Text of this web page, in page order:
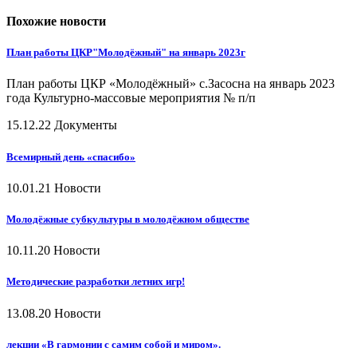
Похожие новости
План работы ЦКР"Молодёжный" на январь 2023г
План работы ЦКР «Молодёжный» с.Засосна на январь 2023
года Культурно-массовые мероприятия № п/п
15.12.22 Документы
Всемирный день «спасибо»
10.01.21 Новости
Молодёжные субкультуры в молодёжном обществе
10.11.20 Новости
Методические разработки летних игр!
13.08.20 Новости
лекции «В гармонии с самим собой и миром».